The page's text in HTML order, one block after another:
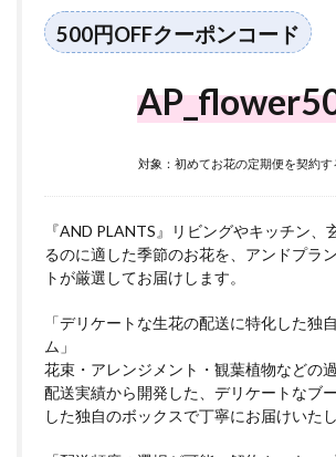
500円OFFクーポンコード
対象：初めてお花の定期便を契約す
『AND PLANTS』リビングやキッチン、
るのに適した季節のお花を、アンドプラ
トが厳選してお届けします。
「デリケートな生花の配送に特化した独
ム」
花束・アレンジメント・観葉植物などの
配送実績から開発した、デリケートなブ
した独自のボックスで丁寧にお届けいたし